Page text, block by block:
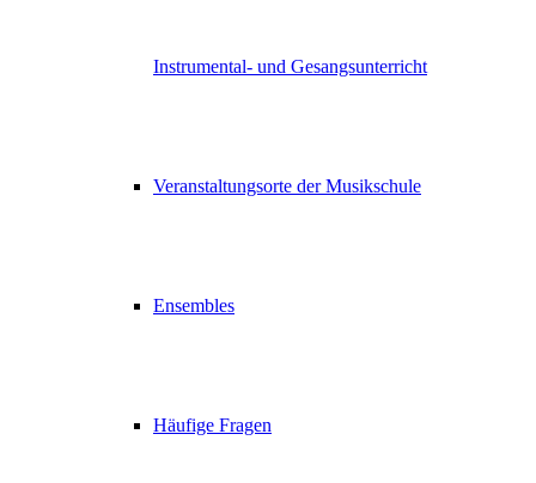
Instrumental- und Gesangsunterricht
Veranstaltungsorte der Musikschule
Ensembles
Häufige Fragen